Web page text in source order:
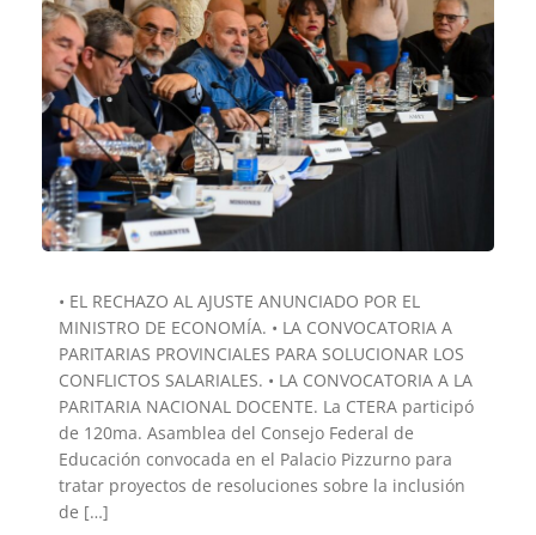
• EL RECHAZO AL AJUSTE ANUNCIADO POR EL
MINISTRO DE ECONOMÍA. • LA CONVOCATORIA A
PARITARIAS PROVINCIALES PARA SOLUCIONAR LOS
CONFLICTOS SALARIALES. • LA CONVOCATORIA A LA
PARITARIA NACIONAL DOCENTE. La CTERA participó
de 120ma. Asamblea del Consejo Federal de
Educación convocada en el Palacio Pizzurno para
tratar proyectos de resoluciones sobre la inclusión
de […]